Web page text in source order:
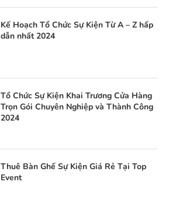
Kế Hoạch Tổ Chức Sự Kiện Từ A – Z hấp
dẫn nhất 2024
Tổ Chức Sự Kiện Khai Trương Cửa Hàng
Trọn Gói Chuyên Nghiệp và Thành Công
2024
Thuê Bàn Ghế Sự Kiện Giá Rẻ Tại Top
Event